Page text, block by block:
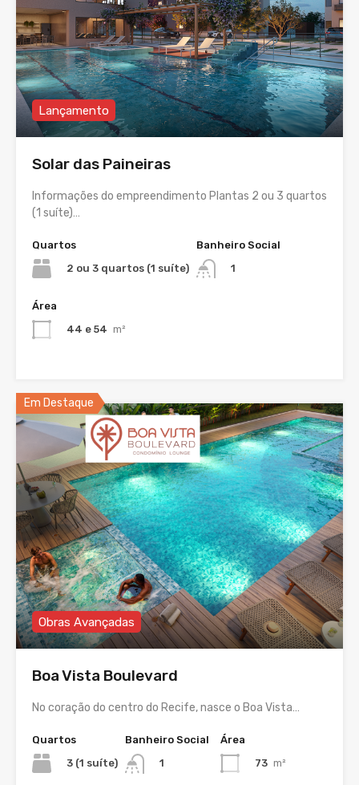
Lançamento
Solar das Paineiras
Informações do empreendimento Plantas 2 ou 3 quartos
(1 suíte)…
Quartos
2 ou 3 quartos (1 suíte)
Banheiro Social
1
Área
44 e 54 m²
Em Destaque
Obras Avançadas
Boa Vista Boulevard
No coração do centro do Recife, nasce o Boa Vista…
Quartos
3 (1 suíte)
Banheiro Social
1
Área
73 m²